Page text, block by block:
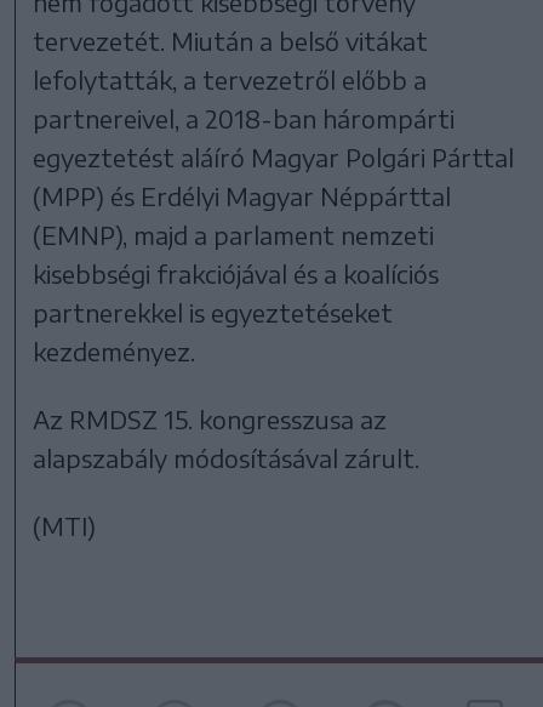
tervezetét. Miután a belső vitákat
lefolytatták, a tervezetről előbb a
partnereivel, a 2018-ban hárompárti
egyeztetést aláíró Magyar Polgári Párttal
(MPP) és Erdélyi Magyar Néppárttal
(EMNP), majd a parlament nemzeti
kisebbségi frakciójával és a koalíciós
partnerekkel is egyeztetéseket
kezdeményez.
Az RMDSZ 15. kongresszusa az
alapszabály módosításával zárult.
(MTI)